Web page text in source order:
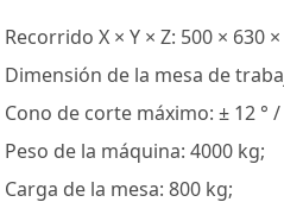
Recorrido X × Y × Z: 500 × 630
Dimensión de la mesa de
Cono de corte máximo: ± 12 °
Peso de la máquina: 4000 kg;
Carga de la mesa: 800 kg;